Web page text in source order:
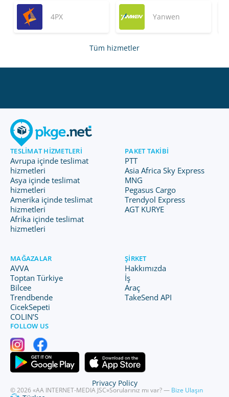
4PX Yanwen
Tüm hizmetler
TESLIMAT HIZMETLERI
Avrupa içinde teslimat
hizmetleri
Asya içinde teslimat
hizmetleri
Amerika içinde teslimat
hizmetleri
Afrika içinde teslimat
hizmetleri
PAKET TAKIBI
PTT
Asia Africa Sky Express
MNG
Pegasus Cargo
Trendyol Express
AGT KURYE
MAĞAZALAR
AVVA
Toptan Türkiye
Bilcee
Trendbende
CicekSepeti
COLIN’S
ŞIRKET
Hakkımızda
İş
Araç
TakeSend API
FOLLOW US
© 2026 «AA INTERNET-MEDIA JSC»Sorularınız mı var? — Bize Ulaşın
Privacy Policy